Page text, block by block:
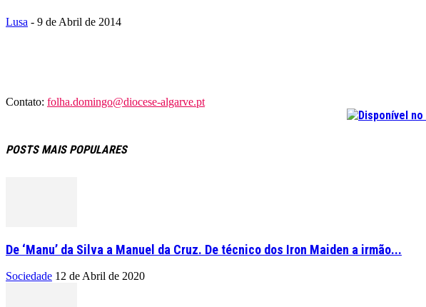
Lusa - 9 de Abril de 2014
Contato: folha.domingo@diocese-algarve.pt
POSTS MAIS POPULARES
De ‘Manu’ da Silva a Manuel da Cruz. De técnico dos Iron Maiden a irmão...
Sociedade 12 de Abril de 2020